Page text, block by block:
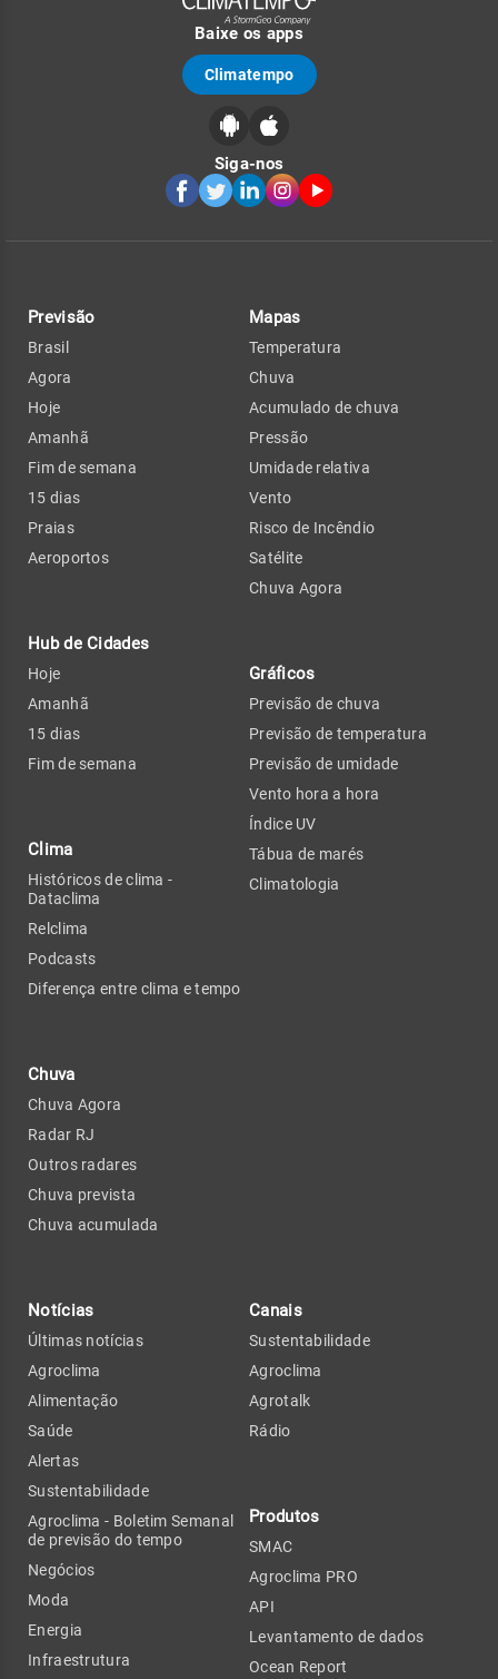
Baixe os apps
Climatempo
Siga-nos
Previsão
Brasil
Agora
Hoje
Amanhã
Fim de semana
15 dias
Praias
Aeroportos
Hub de Cidades
Hoje
Amanhã
15 dias
Fim de semana
Clima
Históricos de clima -
Dataclima
Relclima
Podcasts
Diferença entre clima e tempo
Chuva
Chuva Agora
Radar RJ
Outros radares
Chuva prevista
Chuva acumulada
Mapas
Temperatura
Chuva
Acumulado de chuva
Pressão
Umidade relativa
Vento
Risco de Incêndio
Satélite
Chuva Agora
Gráficos
Previsão de chuva
Previsão de temperatura
Previsão de umidade
Vento hora a hora
Índice UV
Tábua de marés
Climatologia
Notícias
Últimas notícias
Agroclima
Alimentação
Saúde
Alertas
Sustentabilidade
Agroclima - Boletim Semanal
de previsão do tempo
Negócios
Moda
Energia
Infraestrutura
Canais
Sustentabilidade
Agroclima
Agrotalk
Rádio
Produtos
SMAC
Agroclima PRO
API
Levantamento de dados
Ocean Report